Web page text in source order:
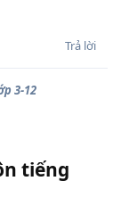
Trả lời
3-12
tiếng